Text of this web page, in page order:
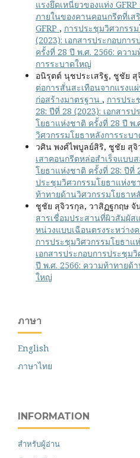
แรงยึดเหนี่ยวของแท่ง
ภายในของคานคอนกรีตที่เส
GFRP , การประชุมวิศวกรร
(2023): เอกสารประกอบกา
ครั้งที่ 28 ปี พ.ศ. 2566: ควา
การระบาดใหญ่
อนิรุตต์ นุชประเสริฐ, ชูชัย สุ
ต่อการสั่นสะเทือนจากแรงแ
ก่อสร้างมาตรฐาน , การประ
28: ปีที่ 28 (2023): เอกสาร
โยธาแห่งชาติ ครั้งที่ 28 ปี พ
วิศวกรรมโยธาหลังการระบ
วศิน พงศ์ไพบูลย์สิริ, ชูชัย สุจิ
เสาคอนกรีตหล่อสำเร็จแบบส
โยธาแห่งชาติ ครั้งที่ 28: ปีที่
ประชุมวิศวกรรมโยธาแห่งช
ท้าทายด้านวิศวกรรมโยธาห
ชูชัย สุจิวรกุล, วาสิฏฐกฤษ จั
สารเชื่อมประสานที่ผิวสัมผั
หน่วงแบบเฉือนตรงระหว่าง
การประชุมวิศวกรรมโยธาแ
เอกสารประกอบการประชุม
ปี พ.ศ. 2566: ความท้าทายด้
ใหญ่
ภาษา
English
ภาษาไทย
INFORMATION
สำหรับผู้อ่าน